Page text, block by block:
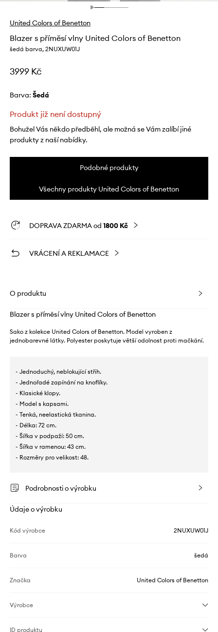
United Colors of Benetton
Blazer s příměsí vlny United Colors of Benetton
šedá barva, 2NUXUW01J
3999 Kč
Barva: šedá
Produkt již není dostupný
Bohužel Vás někdo předběhl, ale možná se Vám zalíbí jiné
produkty z naší nabídky.
Podobné produkty
Všechny produkty United Colors of Benetton
DOPRAVA ZDARMA od 1800 Kč
VRÁCENÍ A REKLAMACE
O produktu
Blazer s příměsí vlny United Colors of Benetton
Sako z kolekce United Colors of Benetton. Model vyroben z
jednobarevné látky. Polyester poskytuje větší odolnost proti mačkání.
- Jednoduchý, neblokující střih.
- Jednořadé zapínání na knoflíky.
- Klasické klopy.
- Model s kapsami.
- Tenká, neelastická tkanina.
- Délka: 72 cm.
- Šířka v podpaží: 50 cm.
- Šířka v ramenou: 43 cm.
- Rozměry pro velikost: 48.
Podrobnosti o výrobku
Údaje o výrobku
Kód výrobce 2NUXUW01J
Barva šedá
Značka United Colors of Benetton
Výrobce
ID produktu